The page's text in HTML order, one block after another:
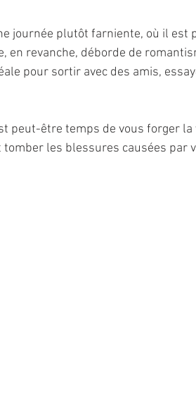
journée plutôt farniente, où il est
en revanche, déborde de
pour sortir avec des amis,
peut-être temps de vous forger la
les blessures causées par